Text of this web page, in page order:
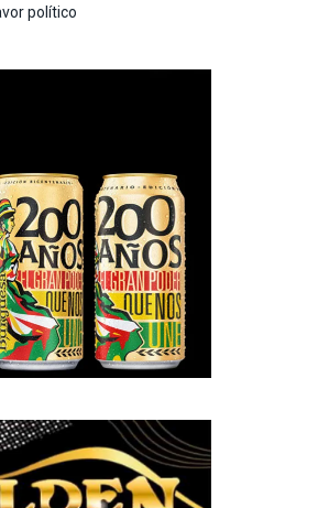
político